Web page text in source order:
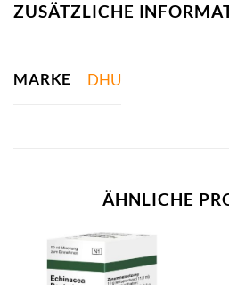
ZUSÄTZLICHE
MARKE DHU
ÄHNLICHE